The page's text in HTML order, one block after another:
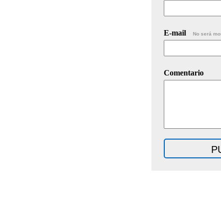
E-mail No será
Comentario